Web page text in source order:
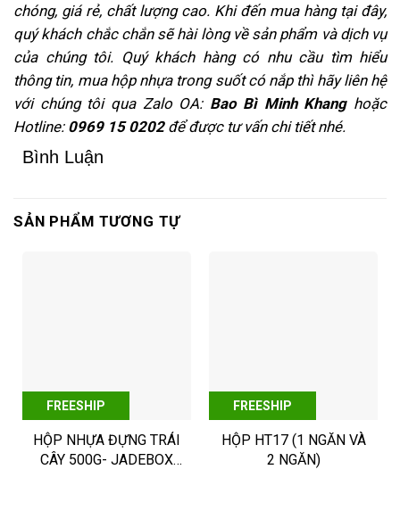
chóng, giá rẻ, chất lượng cao. Khi đến mua hàng tại đây,
quý khách chắc chắn sẽ hài lòng về sản phẩm và dịch vụ
của chúng tôi. Quý khách hàng có nhu cầu tìm hiểu
thông tin, mua hộp nhựa trong suốt có nắp thì hãy liên hệ
với chúng tôi qua Zalo OA: Bao Bì Minh Khanghoặc
Hotline: 0969 15 0202để được tư vấn chi tiết nhé.
Bình Luận
SẢN PHẨM TƯƠNG TỰ
FREESHIP
HỘP NHỰA ĐỰNG TRÁI
CÂY 500G- JADEBOX
FREESHIP
HỘP HT17 (1 NGĂN VÀ
2 NGĂN)